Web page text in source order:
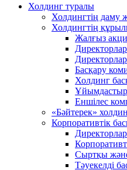
Холдинг туралы
Холдингтің даму
Холдингтің
Жалғыз
Директорлар
Директорлар
Басқару
Холдинг
Еншілес
«Бәйтерек»
Корпоративтік
Директорлар
Сыртқы және
Тәуекелді